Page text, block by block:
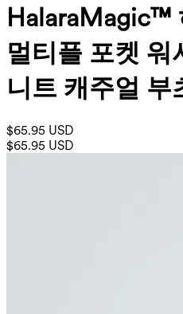
HalaraMagic™
멀티플 포켓 워
니트 캐주얼 부
$65.95 USD
$65.95 USD